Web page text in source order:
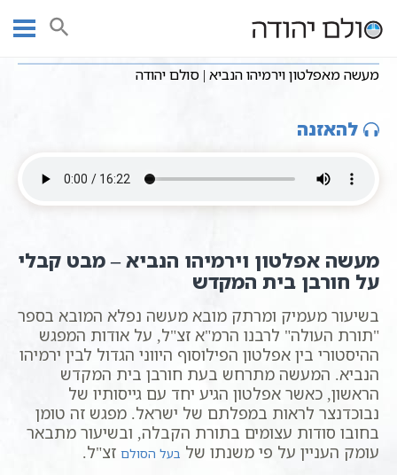
עמוד ראשי שיעורי וידאו
חסידות כללי
מעשה מאפלטון וירמיהו הנביא | סולם יהודה
מעשה מאפלטון וירמיהו הנביא | סולם יהודה
להאזנה
מעשה אפלטון וירמיהו הנביא – מבט קבלי
על חורבן בית המקדש
בשיעור מעמיק ומרתק מובא מעשה נפלא המובא בספר
"תורת העולה" לרבנו הרמ"א זצ"ל, על אודות המפגש
ההיסטורי בין אפלטון הפילוסוף היווני הגדול לבין ירמיהו
הנביא. המעשה מתרחש בעת חורבן בית המקדש
הראשון, כאשר אפלטון הגיע יחד עם גייסותיו של
נבוכדנצר לראות במפלתם של ישראל. מפגש זה טומן
בחובו סודות עצומים בתורת הקבלה, ובשיעור מתבאר
עומק העניין על פי משנתו של בעל הסולם זצ"ל.